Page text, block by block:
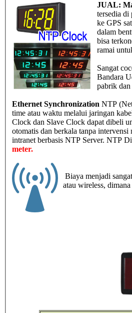
JUAL:
tersedia di
ke GPS
dalam
bisa
ramai
Sangat
Bandara
pabrik dan
Ethernet Synchronization NTP
time atau waktu melalui jaringan
Clock dan Slave Clock dapat dibeli
otomatis dan berkala tanpa
intranet berbasis NTP Server. NTP
meter.
Biaya menjadi
atau wireless,